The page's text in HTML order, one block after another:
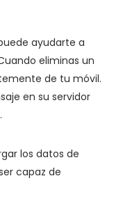
ayudarte a
eliminas un
de tu móvil.
en su servidor
los datos de
capaz de